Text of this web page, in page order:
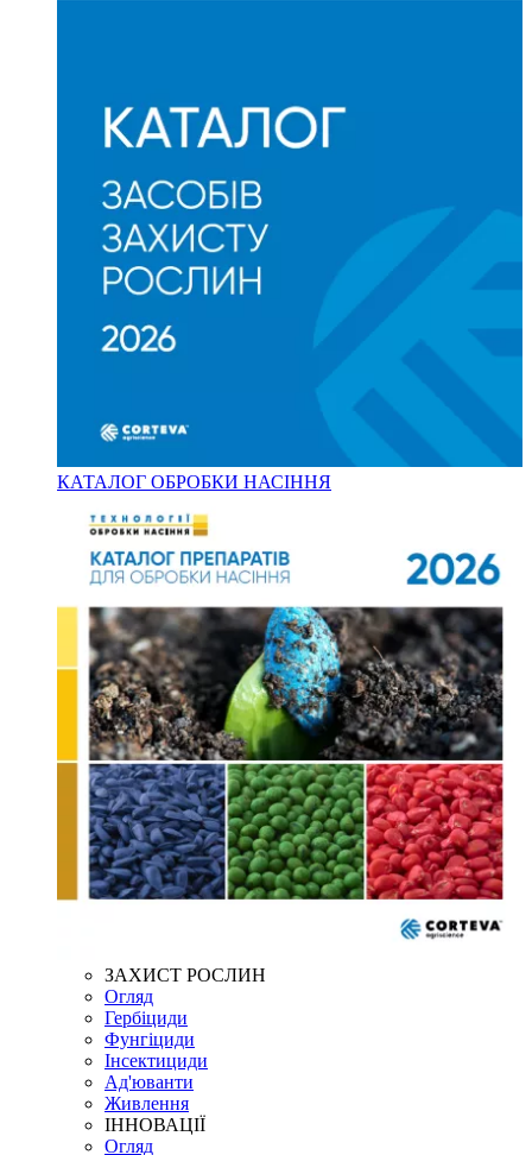
КАТАЛОГ ОБРОБКИ НАСІННЯ
ЗАХИСТ РОСЛИН
Огляд
Гербіциди
Фунгіциди
Інсектициди
Ад'юванти
Живлення
ІННОВАЦІЇ
Огляд